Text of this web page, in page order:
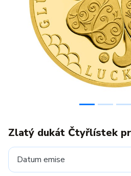
Previous
Zlatý dukát Čtyřlístek
Datum emise